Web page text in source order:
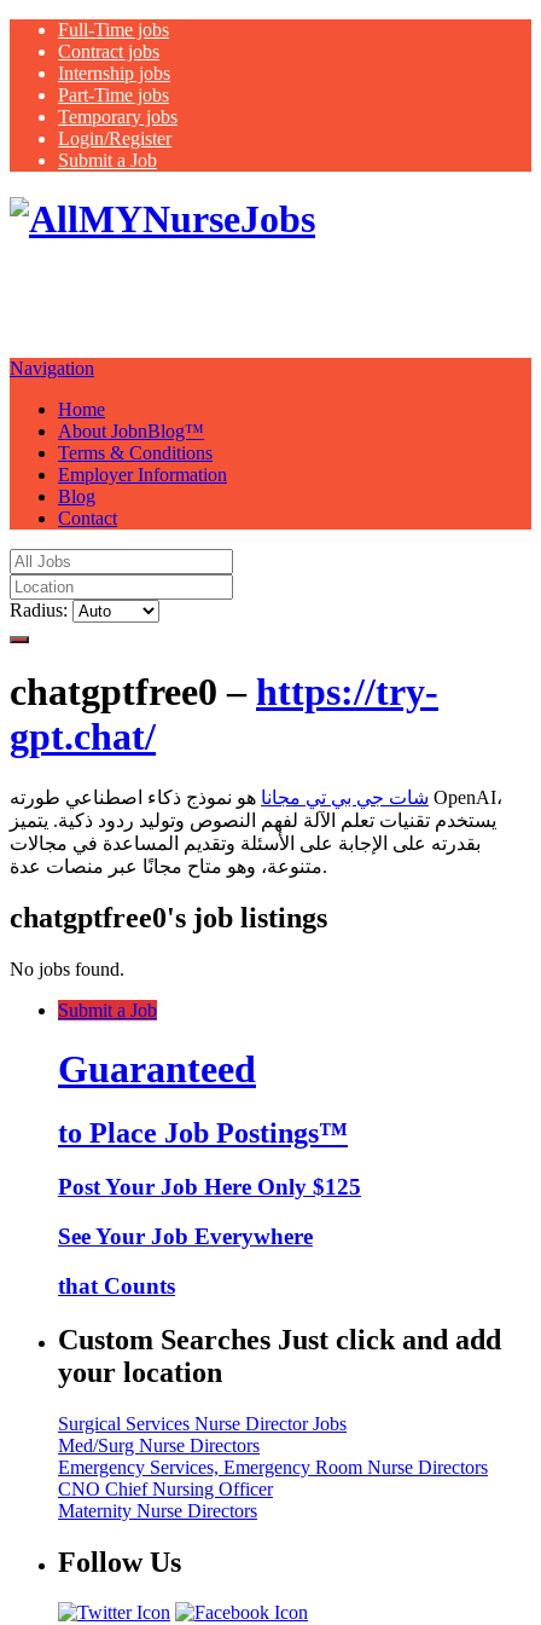
Full-Time jobs
Contract jobs
Internship jobs
Part-Time jobs
Temporary jobs
Login/Register
Submit a Job
Navigation
Home
About JobnBlog™
Terms & Conditions
Employer Information
Blog
Contact
Radius:
chatgptfree0 –https://try-
gpt.chat/
شات جي بي تي مجانا هو نموذج ذكاء اصطناعي طورته OpenAI،
يستخدم تقنيات تعلم الآلة لفهم النصوص وتوليد ردود ذكية. يتميز
بقدرته على الإجابة على الأسئلة وتقديم المساعدة في مجالات
متنوعة، وهو متاح مجانًا عبر منصات عدة.
chatgptfree0's job listings
No jobs found.
Submit a Job
Guaranteed
to Place Job Postings™
Post Your Job Here Only $125
See Your Job Everywhere
that Counts
Custom Searches Just click and add
your location
Surgical Services Nurse Director Jobs
Med/Surg Nurse Directors
Emergency Services, Emergency Room Nurse Directors
CNO Chief Nursing Officer
Maternity Nurse Directors
Follow Us